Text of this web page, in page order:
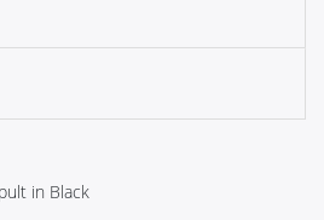
in Black